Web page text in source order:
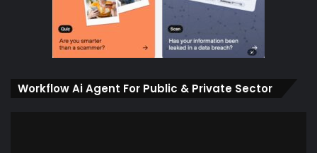
Workflow Ai Agent For Public & Private Sector